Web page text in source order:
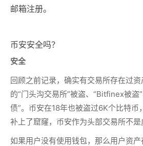
邮箱注册。
币安安全吗？
安全
回顾之前记录，确实有交易所存在过
的“门头沟交易所”被盗、“Bitfinex被盗
债”。币安在18年也被盗过6K个比特币
补上了窟窿，币安作为头部交易所不是
如果用户没有使用钱包，那么用户资